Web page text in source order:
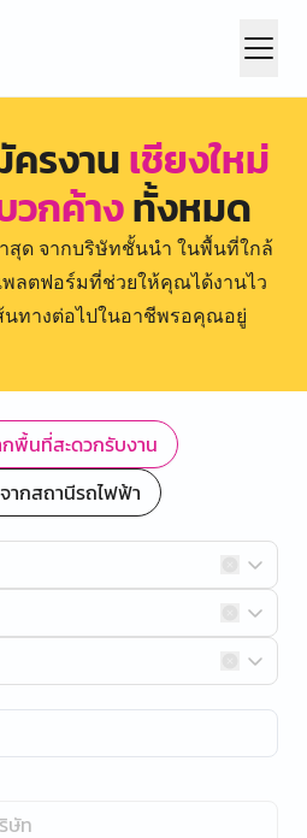
รงานเชียงใหม่
กค้างทั้งหมด
ด จากบริษัทชั้นนำ ในพื้นที่ใกล้
ลตฟอร์มที่ช่วยให้คุณได้งานไว
นทางต่อไปในอาชีพรอคุณอยู่
พื้นที่สะดวกรับงาน
ากสถานีรถไฟฟ้า